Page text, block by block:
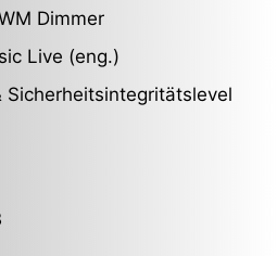
Dimmer
Live (eng.)
Sicherheitsintegritätslevel